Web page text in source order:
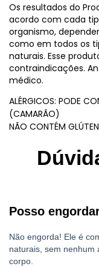
Os resultados do
acordo com cada
organismo,
como em todos os
naturais. Esse
contraindicações.
médico.
ALÉRGICOS: PODE
(CAMARÃO)
NÃO CONTÉM
Posso
Não engorda! Ele é
naturais, sem nenhum
corpo.